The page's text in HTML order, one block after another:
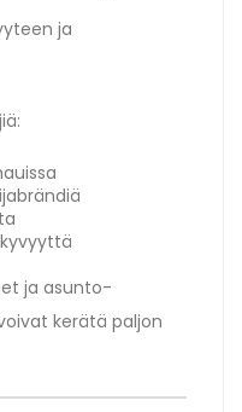
ja
ja asunto-
kerätä paljon